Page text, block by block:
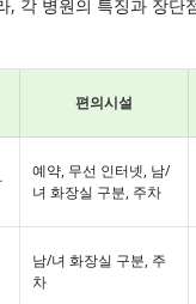
각 병원의 특징과 장단
편의시설
예약, 무선 인터넷, 남/
녀 화장실 구분, 주차
남/녀 화장실 구분, 주
차